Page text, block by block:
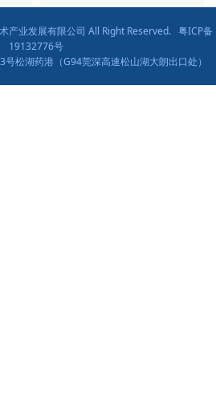
产业发展有限公司 All Right Reserved. 粤ICP备
19132776号
松湖药港（G94莞深高速松山湖大朗出口处）